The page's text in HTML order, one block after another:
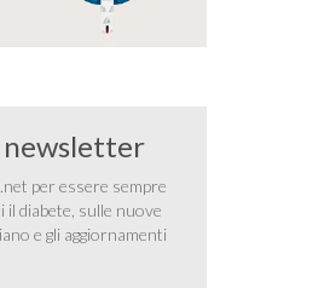
per essere sempre
diabete, sulle nuove
e gli aggiornamenti